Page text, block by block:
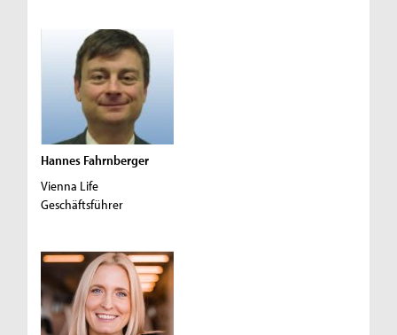
Hannes Fahrnberger
Vienna Life
Geschäftsführer